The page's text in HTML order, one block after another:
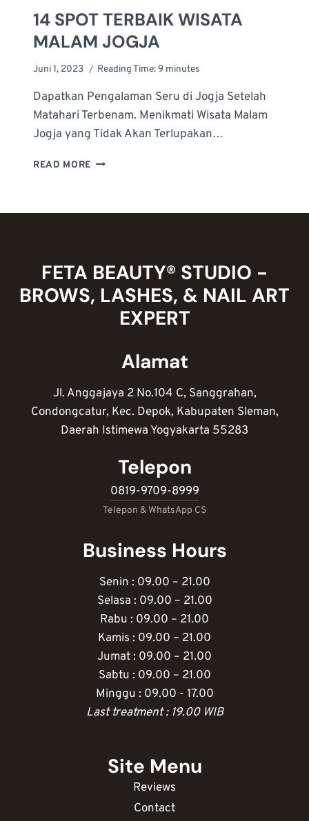
14 SPOT TERBAIK WISATA
MALAM JOGJA
Juni 1, 2023 Reading Time:9 minutes
Dapatkan Pengalaman Seru di Jogja Setelah
Matahari Terbenam. Menikmati Wisata Malam
Jogja yang Tidak Akan Terlupakan…
READ MORE 14
FETA BEAUTY® STUDIO -
BROWS, LASHES, & NAIL ART
EXPERT
Alamat
Jl. Anggajaya 2 No.104 C, Sanggrahan,
Condongcatur, Kec. Depok, Kabupaten Sleman,
Daerah Istimewa Yogyakarta 55283
Telepon
0819-9709-8999
Telepon & WhatsApp CS
Business Hours
Senin : 09.00 – 21.00
Selasa : 09.00 – 21.00
Rabu : 09.00 – 21.00
Kamis : 09.00 – 21.00
Jumat : 09.00 – 21.00
Sabtu : 09.00 – 21.00
Minggu : 09.00 - 17.00
Last treatment : 19.00 WIB
Site Menu
Reviews
Contact